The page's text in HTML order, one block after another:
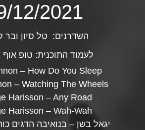
12/2021
השדרנים: טל סיון ובר
לעמוד התוכנית: טופ אוף
– How Do You Sleep
– Watching The Wheels
Harisson – Any Road
Harisson – Wah-Wah
יגאל בשן – בנואיבה הדגים